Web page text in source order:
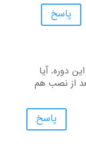
پاسخ
دوره. آیا
از نصب هم
پاسخ